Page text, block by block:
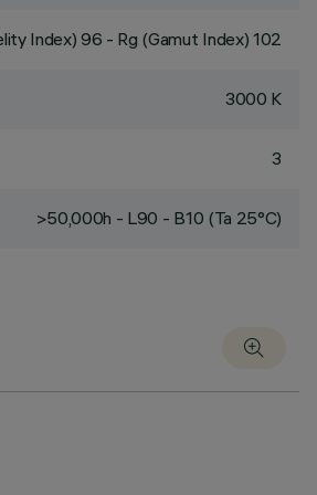
Index) 96 - Rg (Gamut Index) 102
3000 K
3
>50,000h - L90 - B10 (Ta 25°C)